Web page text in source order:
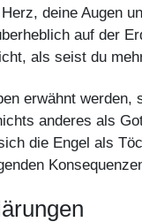
deine Augen
auf der
als seist du
erwähnt
anderes als
die Engel als